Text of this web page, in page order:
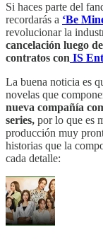
Si haces parte del
recordarás a ‘Be
revolucionar la
cancelación luego
contratos con IS
La buena noticia es
novelas que
nueva compañía
series, por lo que es
producción muy
historias que la
cada detalle: